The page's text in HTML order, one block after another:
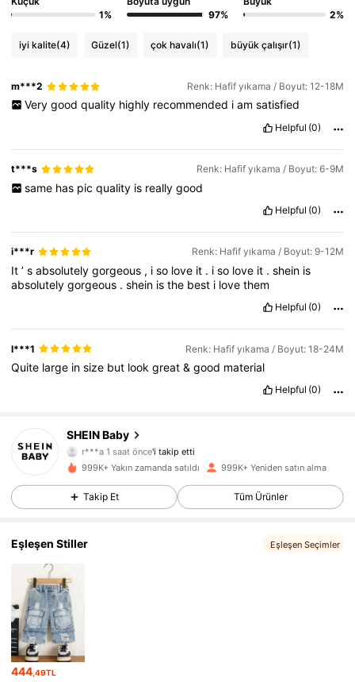
1%
97%
2%
iyi kalite(4) Güzel(1) çok havalı(1) büyük çalışır(1)
m***2 Renk: Hafif yıkama / Boyut: 12-18M
Very good quality highly recommended i am satisfied
Helpful (0)
t***s Renk: Hafif yıkama / Boyut: 6-9M
same has pic quality is really good
Helpful (0)
i***r Renk: Hafif yıkama / Boyut: 9-12M
It’sabsolutelygorgeous , iso love it . iso love it .shein is
absolutelygorgeous .shein isthe best i lovethem
Helpful (0)
l***1 Renk: Hafif yıkama / Boyut: 18-24M
Quite large insize but lookgreat&good material
Helpful (0)
SHEIN Baby
r***a 1 saat önce'i takip etti
4,92
743K Takipçiler
999K+ Yakın zamanda satıldı 999K+ Yeniden satın alma
Takip Et Tüm Ürünler
Eşleşen Stiller Eşleşen Seçimler
444 ,49TL